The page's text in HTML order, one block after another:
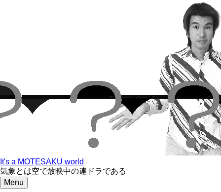
It's a MOTESAKU world
気象とは空で放映中の連ドラである
Menu